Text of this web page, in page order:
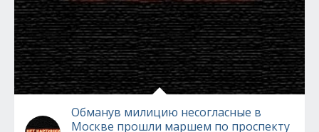
Обманув милицию несогласные в
Москве прошли маршем по проспекту